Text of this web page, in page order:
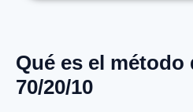
Qué es el método
70/20/10